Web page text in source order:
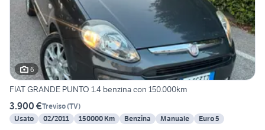
6
FIAT GRANDE PUNTO 1.4 benzina con 150.000km
3.900 €Treviso(TV)
Usato
02/2011 150000 Km Benzina Manuale
Euro 5